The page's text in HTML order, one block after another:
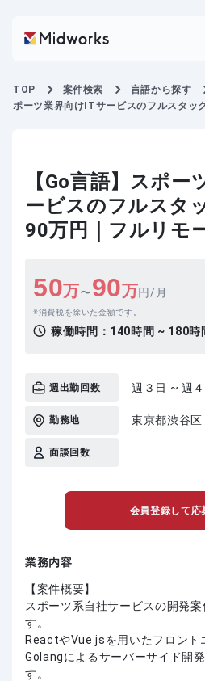
TOP 案件検索 言語から探す
ポーツ業界向けITサービスのフルスタッ
【Go言語】スポー
ービスのフルスタ
90万円｜フルリモ
50万〜90万円/月
消費税を除いた金額です。
稼働時間： 140時間 ~ 180時
週出勤回数 週３日 ~ 週
勤務地 東京都渋谷
面談回数
会員登録して応
業務内容
【案件概要】
スポーツ系自社サービスの開発
す。
ReactやVue.jsを用いたフロント
Golangによるサーバーサイド開
す。